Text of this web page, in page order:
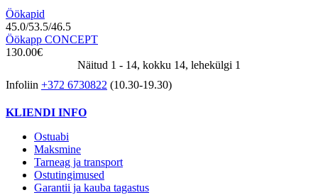
Öökapid
45.0/53.5/46.5
Öökapp CONCEPT
130.00€
Näitud 1 - 14, kokku 14, lehekülgi 1
Infoliin +372 6730822 (10.30-19.30)
KLIENDI INFO
Ostuabi
Maksmine
Tarneag ja transport
Ostutingimused
Garantii ja kauba tagastus